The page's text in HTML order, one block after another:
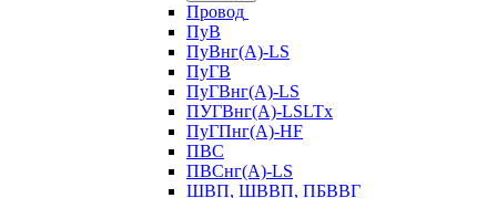
Провод
ПуВ
ПуВнг(А)-LS
ПуГВ
ПуГВнг(А)-LS
ПУГВнг(А)-LSLTx
ПуГПнг(А)-HF
ПВС
ПВСнг(А)-LS
ШВП, ШВВП, ПБВВГ